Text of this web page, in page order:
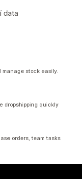
data
stock easily.
dropshipping quickly
orders, team tasks